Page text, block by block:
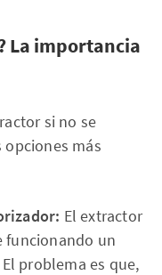
La importancia
si no se
opciones más
El extractor
funcionando un
problema es que,